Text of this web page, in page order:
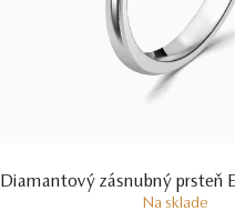
Diamantový zásnubný prsteň
Na sklade